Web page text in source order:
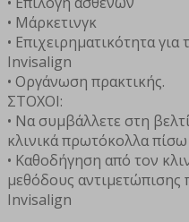
• Μάρκετινγκ
• Επιχειρηματικότητα
Invisalign
• Οργάνωση πρακτικής.
ΣΤΟΧΟΙ:
• Να συμβάλλετε στη
κλινικά πρωτόκολλα
• Καθοδήγηση από τον
μεθόδους
Invisalign